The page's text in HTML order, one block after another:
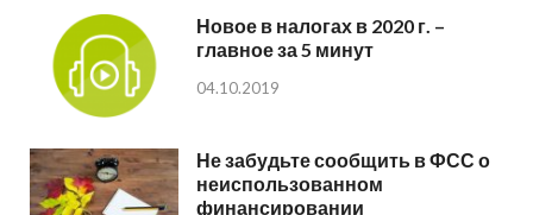
Новое в налогах в 2020 г. –
главное за 5 минут
04.10.2019
Не забудьте сообщить в ФСС о
неиспользованном
финансировании